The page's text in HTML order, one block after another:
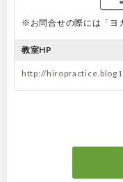
※お問合せの際には「ヨ
教室HP
http://